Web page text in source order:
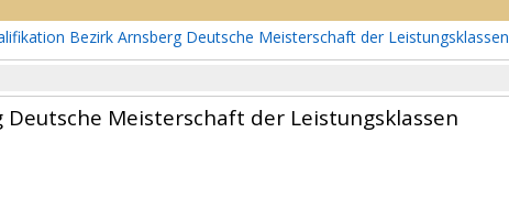
Bezirk Arnsberg Deutsche Meisterschaft der Leistungsklassen
Meisterschaft der Leistungsklassen